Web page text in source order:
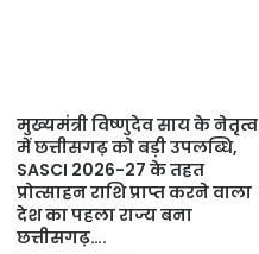
मुख्यमंत्री विष्णुदेव साय के नेतृत्व
में छत्तीसगढ़ को बड़ी उपलब्धि,
SASCI 2026-27 के तहत
प्रोत्साहन राशि प्राप्त करने वाला
देश का पहला राज्य बना
छत्तीसगढ़….